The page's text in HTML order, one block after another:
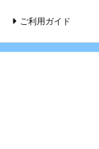
ご利用ガイド